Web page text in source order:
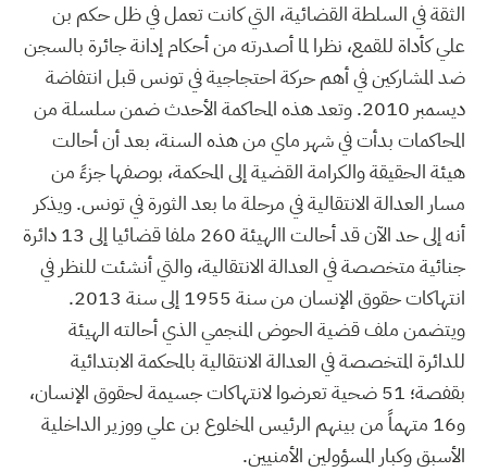
الثقة في السلطة القضائية، التي كانت تعمل في ظل حكم بن
علي كأداة للقمع، نظرا لما أصدرته من أحكام إدانة جائرة بالسجن
ضد المشاركين في أهم حركة احتجاجية في تونس قبل انتفاضة
ديسمبر 2010. وتعد هذه المحاكمة الأحدث ضمن سلسلة من
المحاكمات بدأت في شهر ماي من هذه السنة، بعد أن أحالت
هيئة الحقيقة والكرامة القضية إلى المحكمة، بوصفها جزءً من
مسار العدالة الانتقالية في مرحلة ما بعد الثورة في تونس. ويذكر
أنه إلى حد الآن قد أحالت االهيئة 260 ملفا قضائيا إلى 13 دائرة
جنائية متخصصة في العدالة الانتقالية، والتي أنشئت للنظر في
انتهاكات حقوق الإنسان من سنة 1955 إلى سنة 2013.
ويتضمن ملف قضية الحوض المنجمي الذي أحالته الهيئة
للدائرة المتخصصة في العدالة الانتقالية بالمحكمة الابتدائية
بقفصة؛ 51 ضحية تعرضوا لانتهاكات جسيمة لحقوق الإنسان،
و16 متهماً من بينهم الرئيس المخلوع بن علي ووزير الداخلية
الأسبق وكبار المسؤولين الأمنيين.